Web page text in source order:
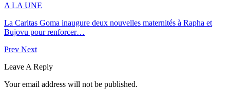
A LA UNE
La Caritas Goma inaugure deux nouvelles maternités à Rapha et
Bujovu pour renforcer…
Prev Next
Leave A Reply
Your email address will not be published.